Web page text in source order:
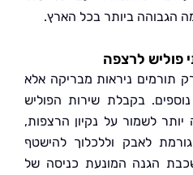
ביותר בכל הארץ.
לרצפה
ניראות מבריקה אלא
שירות הפוליש
על נקיון הרצפות,
וללכלוך להישטף
המונעת כניסה של